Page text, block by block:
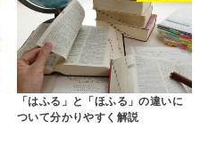
「はふる」と「ほふる」の違いに
ついて分かりやすく解説